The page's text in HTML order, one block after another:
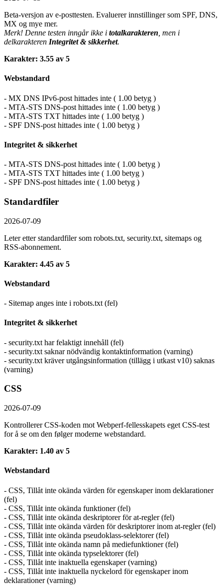
Beta-versjon av e-posttesten. Evaluerer innstillinger som SPF, DNS,
MX og mye mer.
Merk! Denne testen inngår ikke i totalkarakteren , men i
delkarakteren Integritet & sikkerhet.
Karakter: 3.55 av 5
Webstandard
- MX DNS IPv6-post hittades inte ( 1.00 betyg )
- MTA-STS DNS-post hittades inte ( 1.00 betyg )
- MTA-STS TXT hittades inte ( 1.00 betyg )
- SPF DNS-post hittades inte ( 1.00 betyg )
Integritet & sikkerhet
- MTA-STS DNS-post hittades inte ( 1.00 betyg )
- MTA-STS TXT hittades inte ( 1.00 betyg )
- SPF DNS-post hittades inte ( 1.00 betyg )
Standardfiler
2026-07-09
Leter etter standardfiler som robots.txt, security.txt, sitemaps og
RSS-abonnement.
Karakter: 4.45 av 5
Webstandard
- Sitemap anges inte i robots.txt (fel)
Integritet & sikkerhet
- security.txt har felaktigt innehåll (fel)
- security.txt saknar nödvändig kontaktinformation (varning)
- security.txt kräver utgångsinformation (tillägg i utkast v10) saknas
(varning)
CSS
2026-07-09
Kontrollerer CSS-koden mot Webperf-fellesskapets eget CSS-test
for å se om den følger moderne webstandard.
Karakter: 1.40 av 5
Webstandard
- CSS, Tillåt inte okända värden för egenskaper inom deklarationer
(fel)
- CSS, Tillåt inte okända funktioner (fel)
- CSS, Tillåt inte okända deskriptorer för at-regler (fel)
- CSS, Tillåt inte okända värden för deskriptorer inom at-regler (fel)
- CSS, Tillåt inte okända pseudoklass-selektorer (fel)
- CSS, Tillåt inte okända namn på mediefunktioner (fel)
- CSS, Tillåt inte okända typselektorer (fel)
- CSS, Tillåt inte inaktuella egenskaper (varning)
- CSS, Tillåt inte inaktuella nyckelord för egenskaper inom
deklarationer (varning)